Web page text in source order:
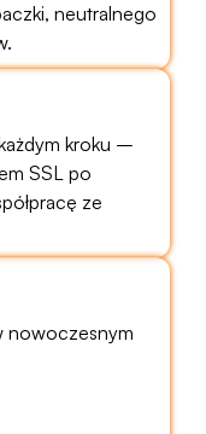
neutralnego
kroku –
SSL po
ze
nowoczesnym